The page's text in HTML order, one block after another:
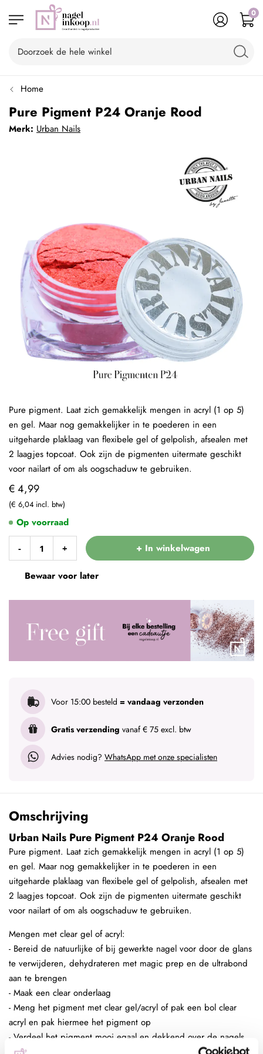
0
Home
Pure Pigment P24 Oranje Rood
Merk: Urban Nails
€ 4,99
€ 6,04
- + + In winkelwagen
Bewaar voor later
Voor 15:00 besteld = vandaag verzonden
Gratis verzending vanaf € 75 excl. btw
Advies nodig? WhatsApp met onze specialisten
Op voorraad
Pure pigment. Laat zich gemakkelijk mengen in acryl (1 op 5)
en gel. Maar nog gemakkelijker in te poederen in een
uitgeharde plaklaag van flexibele gel of gelpolish, afsealen met
2 laagjes topcoat. Ook zijn de pigmenten uitermate geschikt
voor nailart of om als oogschaduw te gebruiken.
Omschrijving
Urban Nails Pure Pigment P24 Oranje Rood
Pure pigment. Laat zich gemakkelijk mengen in acryl (1 op 5)
en gel. Maar nog gemakkelijker in te poederen in een
uitgeharde plaklaag van flexibele gel of gelpolish, afsealen met
2 laagjes topcoat. Ook zijn de pigmenten uitermate geschikt
voor nailart of om als oogschaduw te gebruiken.
Mengen met clear gel of acryl:
- Bereid de natuurlijke of bij gewerkte nagel voor door de glans
te verwijderen, dehydrateren met magic prep en de ultrabond
aan te brengen
- Maak een clear onderlaag
- Meng het pigment met clear gel/acryl of pak een bol clear
acryl en pak hiermee het pigment op
- Verdeel het pigment mooi egaal en dekkend over de nagels